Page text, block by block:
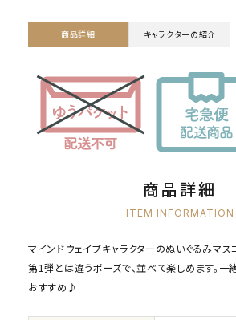
公式 デコ部 公式
商品詳細 キャラクターの紹介
商品詳細
ITEM INFORMATION
マインドウェイブキャラクターのぬいぐるみマス
第1弾とは違うポーズで、並べて楽しめます。
おすすめ♪